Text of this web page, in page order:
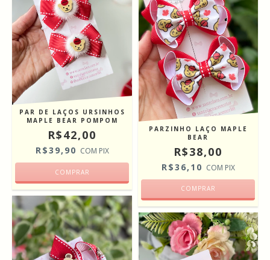
PAR DE LAÇOS URSINHOS
MAPLE BEAR POMPOM
R$42,00
R$39,90 COM PIX
PARZINHO LAÇO MAPLE
BEAR
R$38,00
R$36,10 COM PIX
COMPRAR